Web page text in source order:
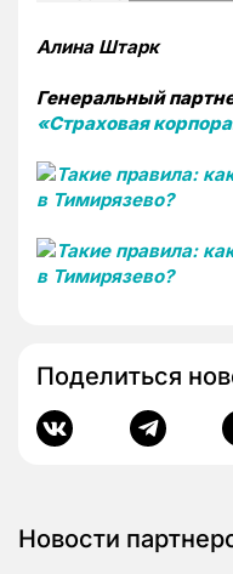
Алина Штарк
Генеральный
«Страховая
Поделиться
Новости